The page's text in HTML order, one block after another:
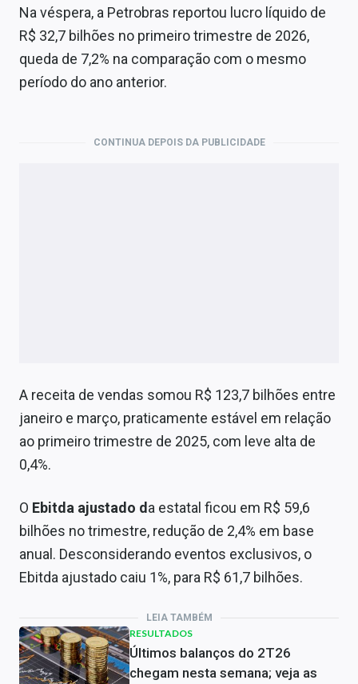
Na véspera, a Petrobras reportou lucro líquido de
R$ 32,7 bilhões no primeiro trimestre de 2026,
queda de 7,2% na comparação com o mesmo
período do ano anterior.
CONTINUA DEPOIS DA PUBLICIDADE
A receita de vendas somou R$ 123,7 bilhões entre
janeiro e março, praticamente estável em relação
ao primeiro trimestre de 2025, com leve alta de
0,4%.
O Ebitda ajustado da estatal ficou em R$ 59,6
bilhões no trimestre, redução de 2,4% em base
anual. Desconsiderando eventos exclusivos, o
Ebitda ajustado caiu 1%, para R$ 61,7 bilhões.
LEIA TAMBÉM
RESULTADOS
Últimos balanços do 2T26
chegam nesta semana; veja as